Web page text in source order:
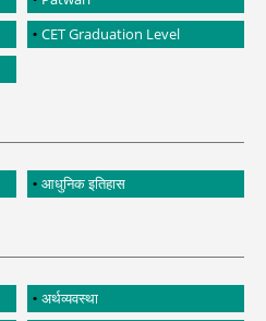
CET Graduation Level
आधुनिक इतिहास
अर्थव्यवस्था